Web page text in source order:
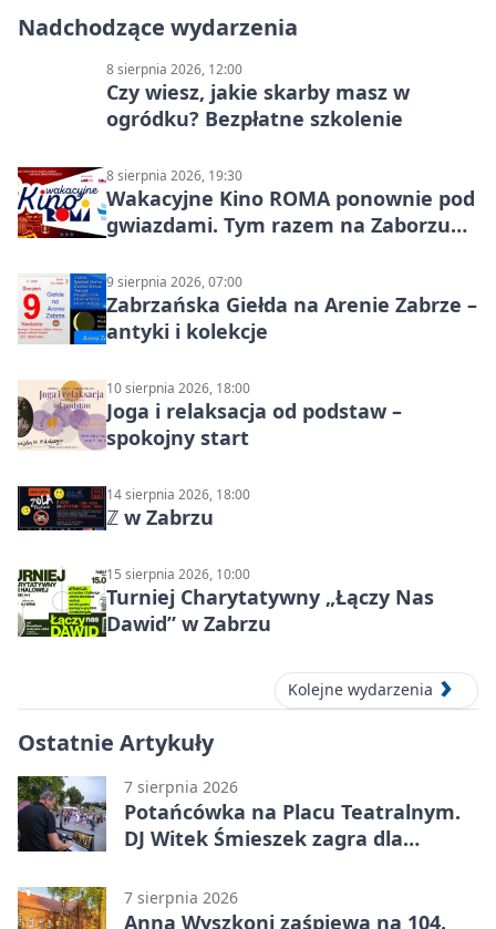
Nadchodzące wydarzenia
8 sierpnia 2026, 12:00
Czy wiesz, jakie skarby masz w
ogródku? Bezpłatne szkolenie
8 sierpnia 2026, 19:30
Wakacyjne Kino ROMA ponownie pod
gwiazdami. Tym razem na Zaborzu
9 sierpnia 2026, 07:00
Zabrzańska Giełda na Arenie Zabrze –
antyki i kolekcje
10 sierpnia 2026, 18:00
Joga i relaksacja od podstaw –
spokojny start
14 sierpnia 2026, 18:00
ℤ w Zabrzu
15 sierpnia 2026, 10:00
Turniej Charytatywny „Łączy Nas
Dawid” w Zabrzu
Kolejne wydarzenia
Ostatnie Artykuły
7 sierpnia 2026
Potańcówka na Placu Teatralnym.
DJ Witek Śmieszek zagra dla
7 sierpnia 2026
Anna Wyszkoni zaśpiewa na 104.